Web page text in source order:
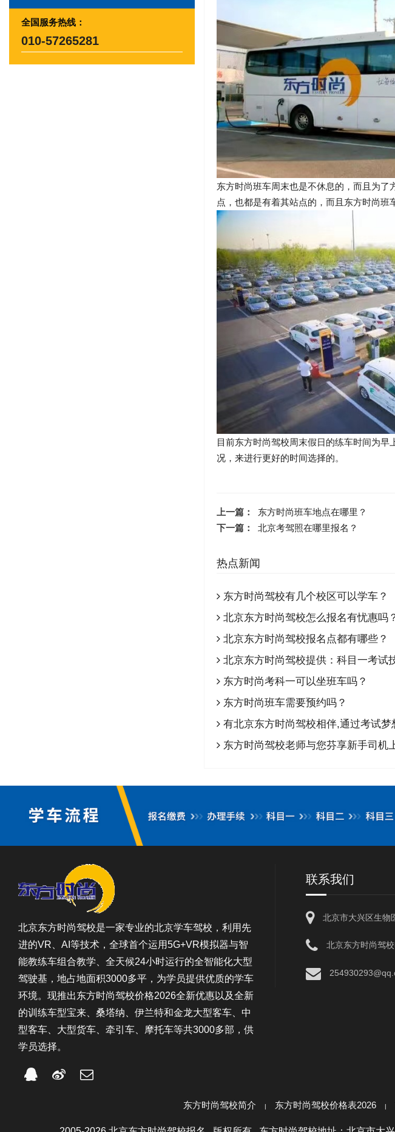
全国服务热线：
010-57265281
东方时尚班车周末也是不休息的，而且为
点，也都是有着其站点的，而且东方时尚班
目前东方时尚驾校周末假日的练车时间为
况，来进行更好的时间选择的。
上一篇：
东方时尚班车地点在哪里？
下一篇：
北京考驾照在哪里报名？
热点新闻
东方时尚驾校有几个校区可以学车？
北京东方时尚驾校怎么报名有忧惠吗
北京东方时尚驾校报名点都有哪些？
北京东方时尚驾校提供：科目一考试
东方时尚考科一可以坐班车吗？
东方时尚班车需要预约吗？
有北京东方时尚驾校相伴,通过考试梦
东方时尚驾校老师与您芬享新手司机
北京东方时尚驾校是一家专业的北京学车驾校，利用先
进的VR、AI等技术，全球首个运用5G+VR模拟器与智
能教练车组合教学、全天候24小时运行的全智能化大型
驾驶基，地占地面积3000多平，为学员提供优质的学车
环境。现推出东方时尚驾校价格2026全新优惠以及全新
的训练车型宝来、桑塔纳、伊兰特和金龙大型客车、中
型客车、大型货车、牵引车、摩托车等共3000多部，供
学员选择。
联系我们
北京市大兴区生物
北京东方时尚驾
东方时尚驾校简介 东方时尚驾校价格表2026